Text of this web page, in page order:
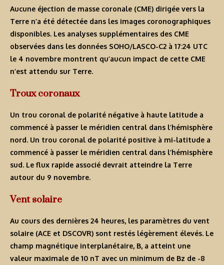
Aucune éjection de masse coronale (CME) dirigée vers la
Terre n’a été détectée dans les images coronographiques
disponibles. Les analyses supplémentaires des CME
observées dans les données SOHO/LASCO-C2 à 17:24 UTC
le 4 novembre montrent qu’aucun impact de cette CME
n’est attendu sur Terre.
Troux coronaux
Un trou coronal de polarité négative à haute latitude a
commencé à passer le méridien central dans l’hémisphère
nord. Un trou coronal de polarité positive à mi-latitude a
commencé à passer le méridien central dans l’hémisphère
sud. Le flux rapide associé devrait atteindre la Terre
autour du 9 novembre.
Vent solaire
Au cours des dernières 24 heures, les paramètres du vent
solaire (ACE et DSCOVR) sont restés légèrement élevés. Le
champ magnétique interplanétaire, B, a atteint une
valeur maximale de 10 nT avec un minimum de Bz de -8